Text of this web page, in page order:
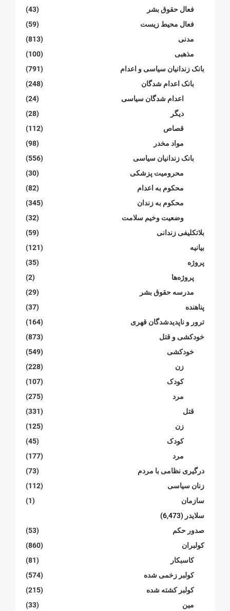
فعال حقوق بشر
(43)
فعال محیط زیست
(59)
مدنی
(813)
مذهبی
(100)
بانک زندانیان سیاسی و اعدام
(791)
بانک اعدام شدگان
(248)
اعدام شدگان سیاسی
(24)
دیگر
(28)
قصاص
(112)
مواد مخدر
(98)
بانک زندانیان سیاسی
(556)
محرومیت پزشکی
(30)
محکوم بە اعدام
(82)
محکوم بە زندان
(345)
وضعیت وخیم سلامت
(32)
بلاتکلیفی زندانی
(59)
بیانیە
(121)
پروژە
(35)
پروژەها
(2)
مدرسە حقوق بشر
(29)
پناهنده
(37)
ترور و ناپدیدشدگان قهری
(164)
خودکشی و قتل
(873)
خودکشی
(549)
زن
(228)
کودک
(107)
مرد
(275)
قتل
(331)
زن
(125)
کودک
(45)
مرد
(177)
درگیری نظامی با مردم
(73)
زنان سیاسی
(112)
سازمان
(1)
سلایدر (6,473)
صدور حکم
(53)
کولبران
(860)
کاسبکار
(81)
کولبر زخمی شدە
(574)
کولبر کشتە شدە
(215)
مین
(33)